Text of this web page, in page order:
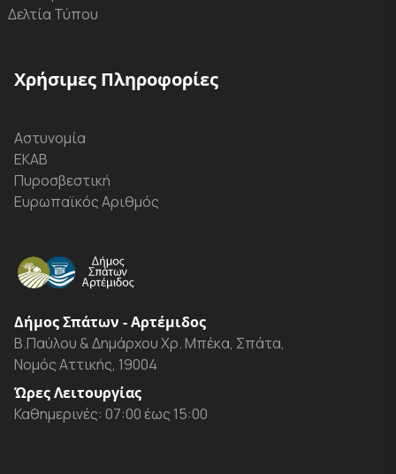
Δελτία Τύπου
Χρήσιμες Πληροφορίες
Αστυνομία
ΕΚΑΒ
Πυροσβεστική
Ευρωπαϊκός Αριθμός
Δήμος Σπάτων - Αρτέμιδος
Β.Παύλου & Δημάρχου Χρ. Μπέκα, Σπάτα,
Νομός Αττικής, 19004
Ώρες Λειτουργίας
Καθημερινές: 07:00 έως 15:00